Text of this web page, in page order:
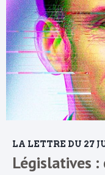
LA LETTRE DU 27
Législatives :